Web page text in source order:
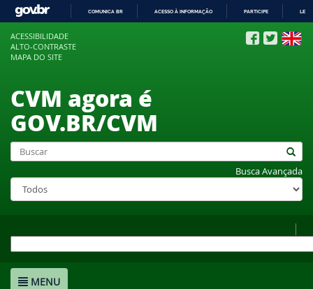
COMUNICA BR ACESSO À INFORMAÇÃO PARTICIPE
ACESSIBILIDADE
ALTO-CONTRASTE
MAPA DO SITE
CVM agora é
GOV.BR/CVM
Busca Avançada
MENU